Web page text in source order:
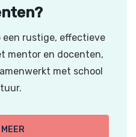
een rustige, effectieve
mentor en docenten,
met school